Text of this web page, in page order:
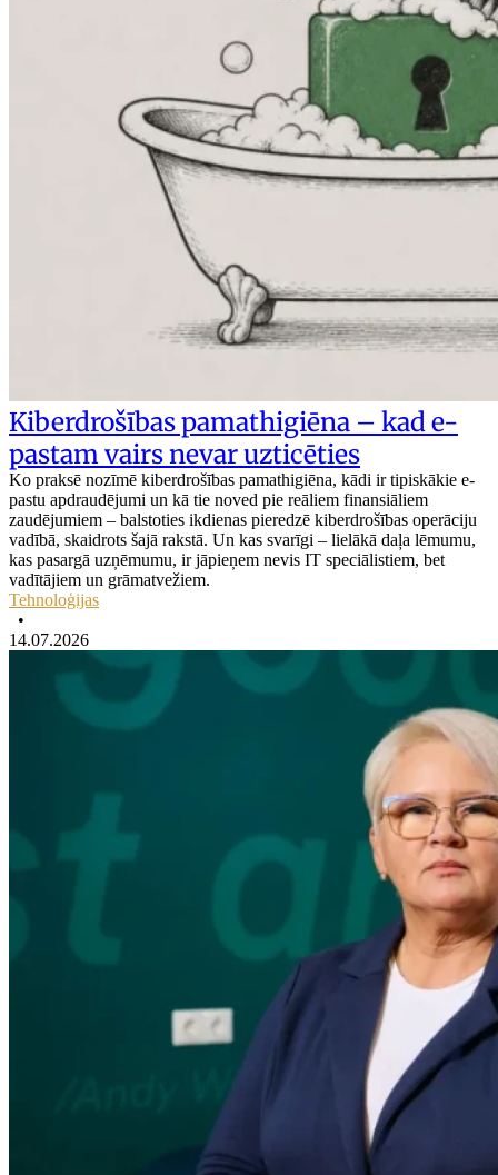
Kiberdrošības pamathigiēna – kad e-
pastam vairs nevar uzticēties
Ko praksē nozīmē kiberdrošības pamathigiēna, kādi ir tipiskākie e-
pastu apdraudējumi un kā tie noved pie reāliem finansiāliem
zaudējumiem – balstoties ikdienas pieredzē kiberdrošības operāciju
vadībā, skaidrots šajā rakstā. Un kas svarīgi – lielākā daļa lēmumu,
kas pasargā uzņēmumu, ir jāpieņem nevis IT speciālistiem, bet
vadītājiem un grāmatvežiem.
Tehnoloģijas
•
14.07.2026